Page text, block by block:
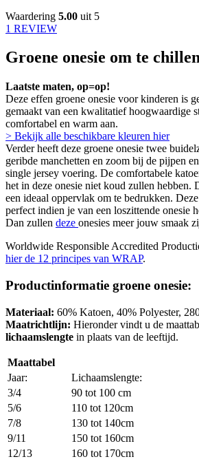
Waardering 5.00 uit 5
1 REVIEW
Groene onesie om te
Laatste maten, op=op!
Deze effen groene onesie voor kinderen is
gemaakt van een kwalitatief hoogwaardige
comfortabel en warm aan.
> Bekijk alle beschikbare kleuren hier
Verder heeft deze groene onesie twee
geribde manchetten en zoom bij de pijpen
single jersey voering. De comfortabele
het in deze onesie niet koud zullen hebben.
een ideaal oppervlak om te bedrukken.
perfect indien je van een loszittende onesie
Dan zullen deze onesies meer jouw smaak
Worldwide Responsible Accredited
hier de 12 principes van WRAP.
Productinformatie groene onesie:
Materiaal: 60% Katoen, 40% Polyester,
Maatrichtlijn: Hieronder vindt u de
lichaamslengte in plaats van de leeftijd.
Maattabel
Jaar:
Lichaamslengte:
3/4
90 tot 100 cm
5/6
110 tot 120cm
7/8
130 tot 140cm
9/11
150 tot 160cm
12/13
160 tot 170cm